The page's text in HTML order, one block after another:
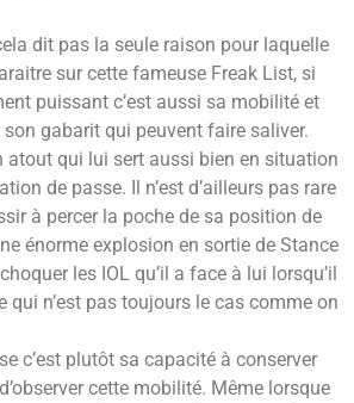
dit pas la seule raison pour laquelle
sur cette fameuse Freak List, si
puissant c’est aussi sa mobilité et
gabarit qui peuvent faire saliver.
atout qui lui sert aussi bien en situation
de passe. Il n’est d’ailleurs pas rare
à percer la poche de sa position de
énorme explosion en sortie de Stance
les IOL qu’il a face à lui lorsqu’il
qui n’est pas toujours le cas comme on
c’est plutôt sa capacité à conserver
cette mobilité. Même lorsque